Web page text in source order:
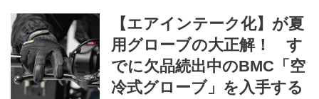
【エアインテーク化】が夏
用グローブの大正解！ す
でに欠品続出中のBMC「空
冷式グローブ」を入手する